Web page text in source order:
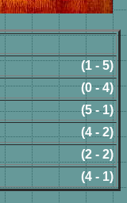
(1 - 5)
(0 - 4)
(5 - 1)
(4 - 2)
(2 - 2)
(4 - 1)